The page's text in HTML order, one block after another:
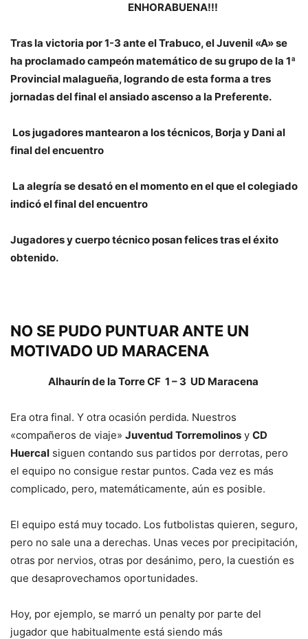
ENHORABUENA!!!
Tras la victoria por 1-3 ante el Trabuco, el Juvenil «A» se
ha proclamado campeón matemático de su grupo de la 1ª
Provincial malagueña, logrando de esta forma a tres
jornadas del final el ansiado ascenso a la Preferente.
Los jugadores mantearon a los técnicos, Borja y Dani al
final del encuentro
La alegría se desató en el momento en el que el colegiado
indicó el final del encuentro
Jugadores y cuerpo técnico posan felices tras el éxito
obtenido.
NO SE PUDO PUNTUAR ANTE UN
MOTIVADO UD MARACENA
Alhaurín de la Torre CF 1 – 3 UD Maracena
Era otra final. Y otra ocasión perdida. Nuestros
«compañeros de viaje» Juventud Torremolinos y CD
Huercal siguen contando sus partidos por derrotas, pero
el equipo no consigue restar puntos. Cada vez es más
complicado, pero, matemáticamente, aún es posible.
El equipo está muy tocado. Los futbolistas quieren, seguro,
pero no sale una a derechas. Unas veces por precipitación,
otras por nervios, otras por desánimo, pero, la cuestión es
que desaprovechamos oportunidades.
Hoy, por ejemplo, se marró un penalty por parte del
jugador que habitualmente está siendo más